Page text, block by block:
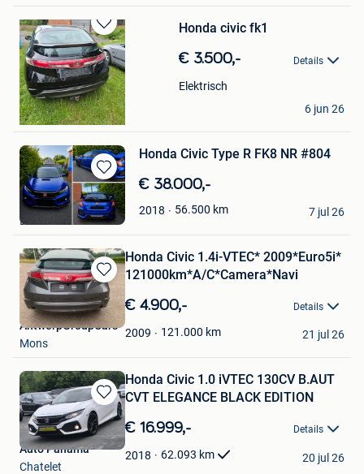
Bewaren
in
Mijn
Favorieten
Honda civic fk1
€ 3.500,- Details
Elektrisch
eddy
Mons
6 jun 26
Bewaren
in
Mijn
Favorieten
Honda Civic Type R FK8 NR #804
€ 38.000,-
2018 56.500 km
Joana
Lint
7 jul 26
Bewaren
in
Mijn
Favorieten
Honda Civic 1.4i-VTEC* 2009*Euro5i*
121000km*A/C*Camera*Navi
€ 4.900,- Details
2009 121.000 km
AntwerpGroupCars
Mons
21 jul 26
Bewaren
in
Mijn
Favorieten
Honda Civic 1.0 iVTEC 130CV B.AUT
CVT ELEGANCE BLACK EDITION
€ 16.999,- Details
2018 62.093 km
Auto Panama
Chatelet
20 jul 26